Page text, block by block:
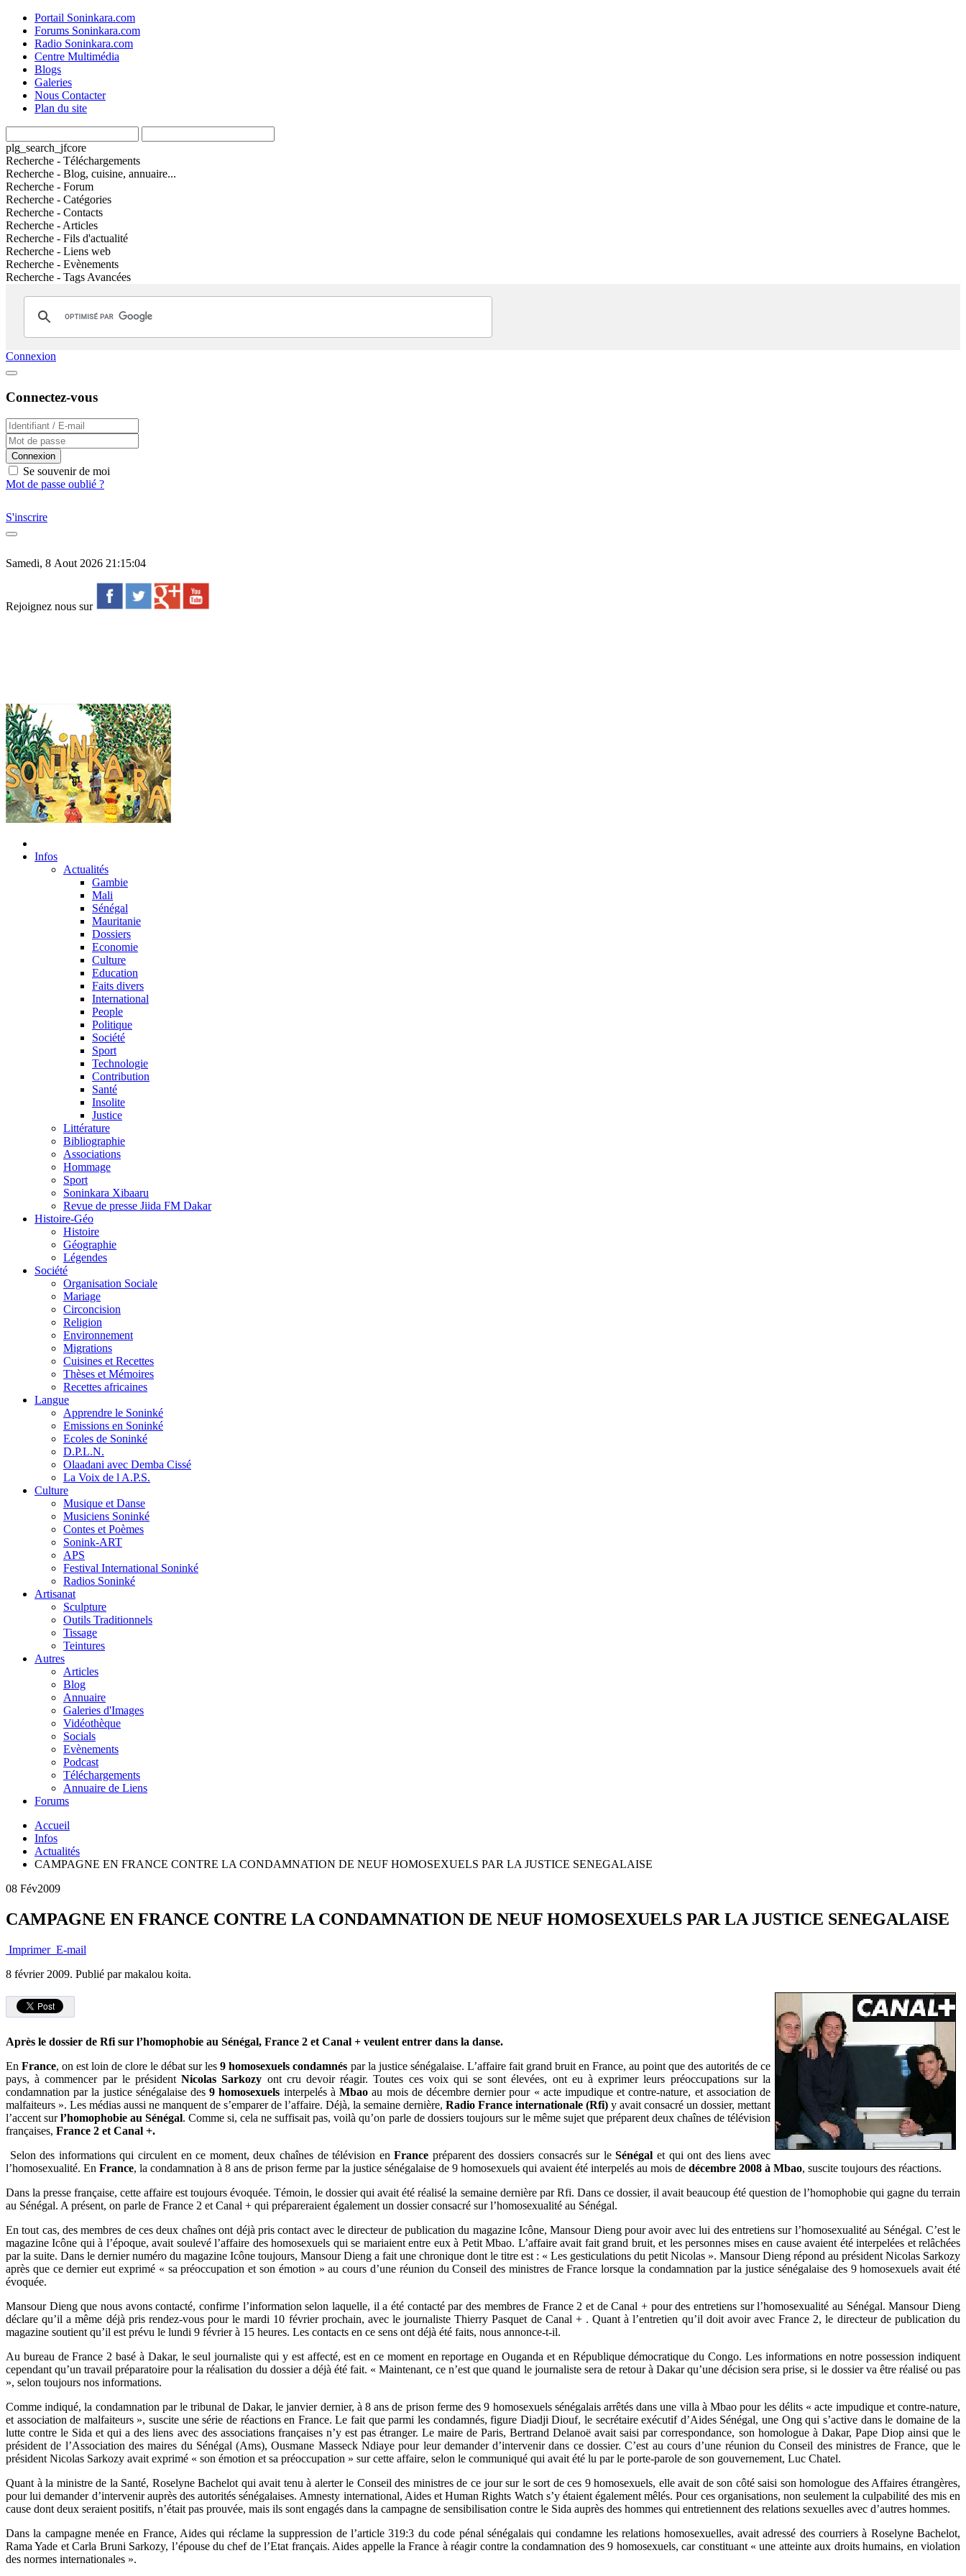
Portail Soninkara.com
Forums Soninkara.com
Radio Soninkara.com
Centre Multimédia
Blogs
Galeries
Nous Contacter
Plan du site
plg_search_jfcore
Recherche - Téléchargements
Recherche - Blog, cuisine, annuaire...
Recherche - Forum
Recherche - Catégories
Recherche - Contacts
Recherche - Articles
Recherche - Fils d'actualité
Recherche - Liens web
Recherche - Evènements
Recherche - Tags Avancées
Connexion
Connectez-vous
Connexion
Se souvenir de moi
Mot de passe oublié ?
S'inscrire
Samedi, 8 Aout 2026 21:15:04
Rejoignez nous sur
Infos
Actualités
Gambie
Mali
Sénégal
Mauritanie
Dossiers
Economie
Culture
Education
Faits divers
International
People
Politique
Société
Sport
Technologie
Contribution
Santé
Insolite
Justice
Littérature
Bibliographie
Associations
Hommage
Sport
Soninkara Xibaaru
Revue de presse Jiida FM Dakar
Histoire-Géo
Histoire
Géographie
Légendes
Société
Organisation Sociale
Mariage
Circoncision
Religion
Environnement
Migrations
Cuisines et Recettes
Thèses et Mémoires
Recettes africaines
Langue
Apprendre le Soninké
Emissions en Soninké
Ecoles de Soninké
D.P.L.N.
Olaadani avec Demba Cissé
La Voix de l A.P.S.
Culture
Musique et Danse
Musiciens Soninké
Contes et Poèmes
Sonink-ART
APS
Festival International Soninké
Radios Soninké
Artisanat
Sculpture
Outils Traditionnels
Tissage
Teintures
Autres
Articles
Blog
Annuaire
Galeries d'Images
Vidéothèque
Socials
Evènements
Podcast
Téléchargements
Annuaire de Liens
Forums
Accueil
Infos
Actualités
CAMPAGNE EN FRANCE CONTRE LA CONDAMNATION DE NEUF HOMOSEXUELS PAR LA JUSTICE SENEGALAISE
08 Fév2009
CAMPAGNE EN FRANCE CONTRE LA CONDAMNATION DE NEUF HOMOSEXUELS PAR LA JUSTICE SENEGALAISE
Imprimer E-mail
8 février 2009. Publié par makalou koita.
Après le dossier de Rfi sur l’homophobie au Sénégal, France 2 et Canal + veulent entrer dans la danse.
EnFrance, on est loin de clore le débat sur les9 homosexuels condamnés par la justice sénégalaise. L’affaire fait grand bruit en France, au point que des autorités de ce
pays, à commencer par le présidentNicolas Sarkozy ont cru devoir réagir. Toutes ces voix qui se sont élevées, ont eu à exprimer leurs préoccupations sur la
condamnation par la justice sénégalaise des9 homosexuels interpelés à Mbao au mois de décembre dernier pour « acte impudique et contre-nature, et association de
malfaiteurs ». Les médias aussi ne manquent de s’emparer de l’affaire. Déjà, la semaine dernière, Radio France internationale (Rfi) y avait consacré un dossier, mettant
l’accent surl’homophobie au Sénégal. Comme si, cela ne suffisait pas, voilà qu’on parle de dossiers toujours sur le même sujet que préparent deux chaînes de télévision
françaises, France 2 et Canal +.
Selon des informations qui circulent en ce moment, deux chaînes de télévision enFrance préparent des dossiers consacrés sur leSénégalet qui ont des liens avec
l’homosexualité. En France, la condamnation à 8 ans de prison ferme par la justice sénégalaise de 9 homosexuels qui avaient été interpelés au mois de décembre 2008 à Mbao, suscite toujours des réactions.
Dans la presse française, cette affaire est toujours évoquée. Témoin, le dossier qui avait été réalisé la semaine dernière par Rfi. Dans ce dossier, il avait beaucoup été question de l’homophobie qui gagne du terrain
au Sénégal. A présent, on parle de France 2 et Canal + qui prépareraient également un dossier consacré sur l’homosexualité au Sénégal.
En tout cas, des membres de ces deux chaînes ont déjà pris contact avec le directeur de publication du magazine Icône, Mansour Dieng pour avoir avec lui des entretiens sur l’homosexualité au Sénégal. C’est le
magazine Icône qui à l’époque, avait soulevé l’affaire des homosexuels qui se mariaient entre eux à Petit Mbao. L’affaire avait fait grand bruit, et les personnes mises en cause avaient été interpelées et relâchées
par la suite. Dans le dernier numéro du magazine Icône toujours, Mansour Dieng a fait une chronique dont le titre est : « Les gesticulations du petit Nicolas ». Mansour Dieng répond au président Nicolas Sarkozy
après que ce dernier eut exprimé « sa préoccupation et son émotion » au cours d’une réunion du Conseil des ministres de France lorsque la condamnation par la justice sénégalaise des 9 homosexuels avait été
évoquée.
Mansour Dieng que nous avons contacté, confirme l’information selon laquelle, il a été contacté par des membres de France 2 et de Canal + pour des entretiens sur l’homosexualité au Sénégal. Mansour Dieng
déclare qu’il a même déjà pris rendez-vous pour le mardi 10 février prochain, avec le journaliste Thierry Pasquet de Canal + . Quant à l’entretien qu’il doit avoir avec France 2, le directeur de publication du
magazine soutient qu’il est prévu le lundi 9 février à 15 heures. Les contacts en ce sens ont déjà été faits, nous annonce-t-il.
Au bureau de France 2 basé à Dakar, le seul journaliste qui y est affecté, est en ce moment en reportage en Ouganda et en République démocratique du Congo. Les informations en notre possession indiquent
cependant qu’un travail préparatoire pour la réalisation du dossier a déjà été fait. « Maintenant, ce n’est que quand le journaliste sera de retour à Dakar qu’une décision sera prise, si le dossier va être réalisé ou pas
», selon toujours nos informations.
Comme indiqué, la condamnation par le tribunal de Dakar, le janvier dernier, à 8 ans de prison ferme des 9 homosexuels sénégalais arrêtés dans une villa à Mbao pour les délits « acte impudique et contre-nature,
et association de malfaiteurs », suscite une série de réactions en France. Le fait que parmi les condamnés, figure Diadji Diouf, le secrétaire exécutif d’Aides Sénégal, une Ong qui s’active dans le domaine de la
lutte contre le Sida et qui a des liens avec des associations françaises n’y est pas étranger. Le maire de Paris, Bertrand Delanoë avait saisi par correspondance, son homologue à Dakar, Pape Diop ainsi que le
président de l’Association des maires du Sénégal (Ams), Ousmane Masseck Ndiaye pour leur demander d’intervenir dans ce dossier. C’est au cours d’une réunion du Conseil des ministres de France, que le
président Nicolas Sarkozy avait exprimé « son émotion et sa préoccupation » sur cette affaire, selon le communiqué qui avait été lu par le porte-parole de son gouvernement, Luc Chatel.
Quant à la ministre de la Santé, Roselyne Bachelot qui avait tenu à alerter le Conseil des ministres de ce jour sur le sort de ces 9 homosexuels, elle avait de son côté saisi son homologue des Affaires étrangères,
pour lui demander d’intervenir auprès des autorités sénégalaises. Amnesty international, Aides et Human Rights Watch s’y étaient également mêlés. Pour ces organisations, non seulement la culpabilité des mis en
cause dont deux seraient positifs, n’était pas prouvée, mais ils sont engagés dans la campagne de sensibilisation contre le Sida auprès des hommes qui entretiennent des relations sexuelles avec d’autres hommes.
Dans la campagne menée en France, Aides qui réclame la suppression de l’article 319:3 du code pénal sénégalais qui condamne les relations homosexuelles, avait adressé des courriers à Roselyne Bachelot,
Rama Yade et Carla Bruni Sarkozy, l’épouse du chef de l’Etat français. Aides appelle la France à réagir contre la condamnation des 9 homosexuels, car constituant « une atteinte aux droits humains, en violation
des normes internationales ».